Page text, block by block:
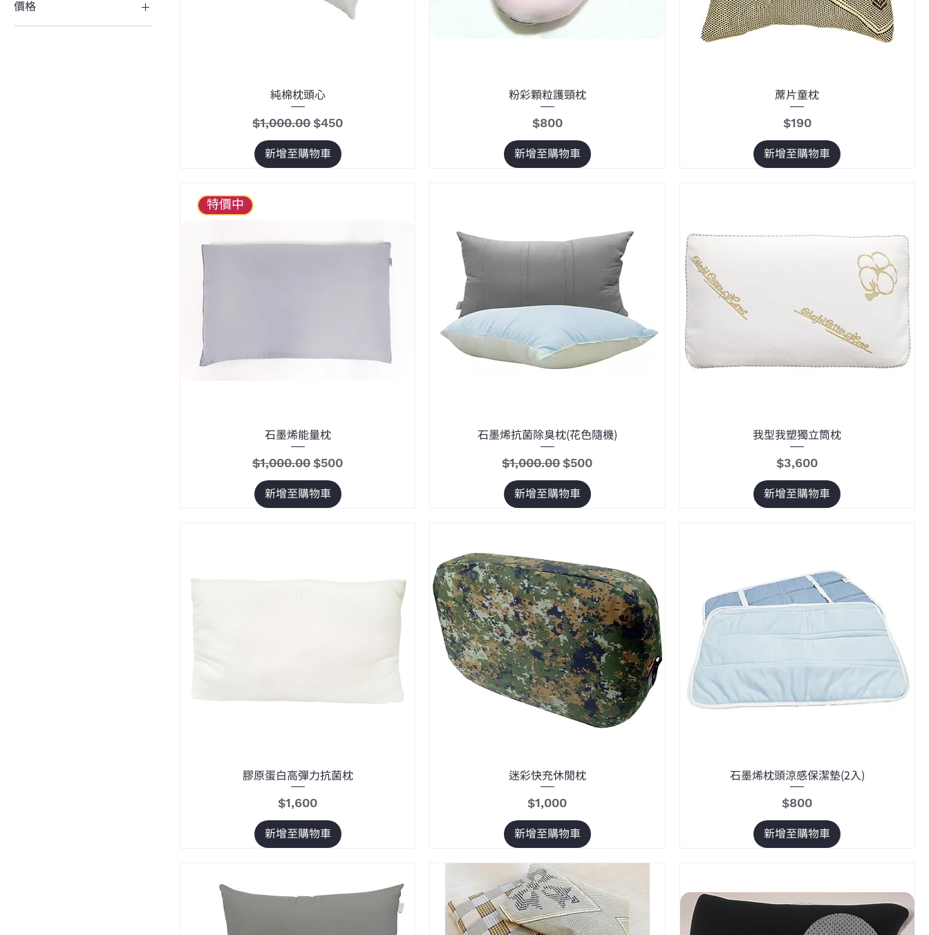
價格
純棉枕頭心
一般價格
$1,000.00 促銷價格
$450
新增至購物車
粉彩顆粒護頸枕
價格
$800
新增至購物車
蓆片童枕
價格
$190
新增至購物車
特價中
石墨烯能量枕
一般價格
$1,000.00 促銷價格
$500
新增至購物車
石墨烯抗菌除臭枕(花色隨機)
一般價格
$1,000.00 促銷價格
$500
新增至購物車
我型我塑獨立筒枕
價格
$3,600
新增至購物車
膠原蛋白高彈力抗菌枕
價格
$1,600
新增至購物車
迷彩快充休閒枕
價格
$1,000
新增至購物車
石墨烯枕頭涼感保潔墊(2入)
價格
$800
新增至購物車